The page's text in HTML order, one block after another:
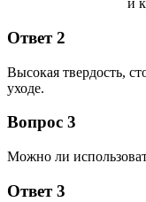
Ответ 2
Высокая твердость,
уходе.
Вопрос 3
Можно ли
Ответ 3